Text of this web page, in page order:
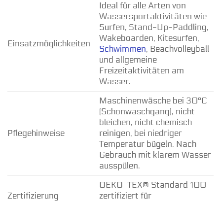
Einsatzmöglichkeiten
Ideal für alle Arten von
Wassersportaktivitäten wie
Surfen, Stand-Up-Paddling,
Wakeboarden, Kitesurfen,
Schwimmen, Beachvolleyball
und allgemeine
Freizeitaktivitäten am
Wasser.
Pflegehinweise
Maschinenwäsche bei 30°C
(Schonwaschgang), nicht
bleichen, nicht chemisch
reinigen, bei niedriger
Temperatur bügeln. Nach
Gebrauch mit klarem Wasser
ausspülen.
Zertifizierung
OEKO-TEX® Standard 100
zertifiziert für